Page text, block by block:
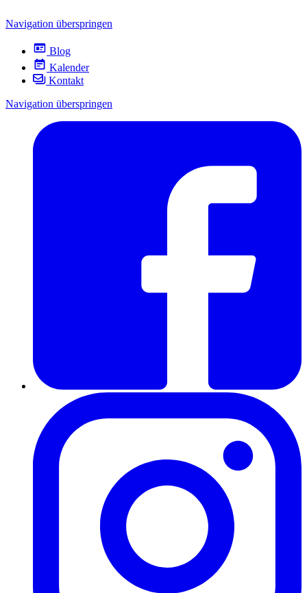
Navigation überspringen
Blog
Kalender
Kontakt
Navigation überspringen